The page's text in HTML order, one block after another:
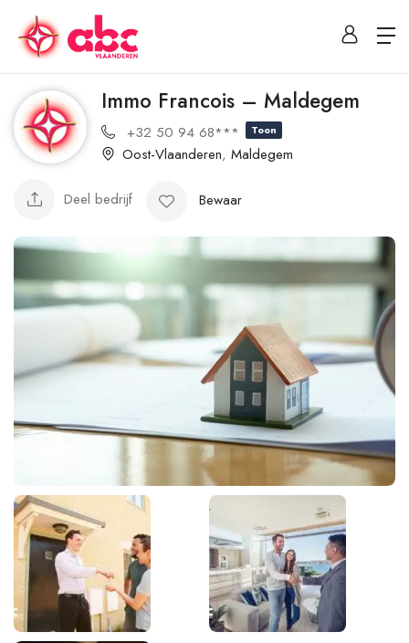
Immo Francois – Maldegem
+32 50 94 68*** Toon
Oost-Vlaanderen, Maldegem
Deel bedrijf Bewaar